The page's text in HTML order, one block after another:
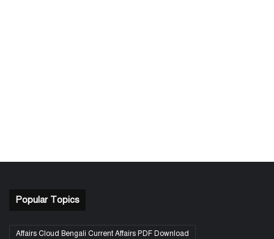
Popular Topics
Affairs Cloud Bengali Current Affairs PDF Download